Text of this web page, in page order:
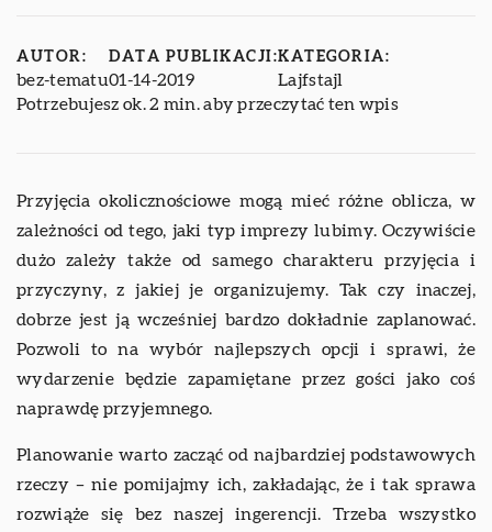
AUTOR:
bez-tematu
DATA PUBLIKACJI:
01-14-2019
KATEGORIA:
Lajfstajl
Potrzebujesz ok. 2 min. aby przeczytać ten wpis
Przyjęcia okolicznościowe mogą mieć różne oblicza, w
zależności od tego, jaki typ imprezy lubimy. Oczywiście
dużo zależy także od samego charakteru przyjęcia i
przyczyny, z jakiej je organizujemy. Tak czy inaczej,
dobrze jest ją wcześniej bardzo dokładnie zaplanować.
Pozwoli to na wybór najlepszych opcji i sprawi, że
wydarzenie będzie zapamiętane przez gości jako coś
naprawdę przyjemnego.
Planowanie warto zacząć od najbardziej podstawowych
rzeczy – nie pomijajmy ich, zakładając, że i tak sprawa
rozwiąże się bez naszej ingerencji. Trzeba wszystko